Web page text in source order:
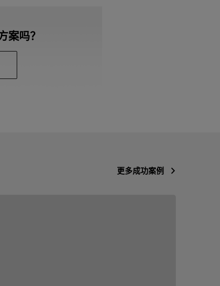
案吗？
更多成功案例